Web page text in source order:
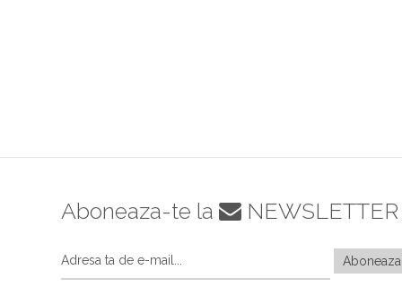
Aboneaza-te la NEWSLETTER